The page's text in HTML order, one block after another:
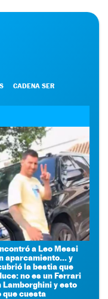
CADENA SER
a Leo Messi
aparcamiento... y
la bestia que
no es un Ferrari
Lamborghini y esto
que cuesta